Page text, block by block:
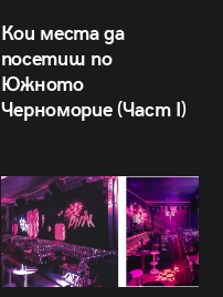
Кои места да
посетиш по
Южното
Черноморие (Част I)